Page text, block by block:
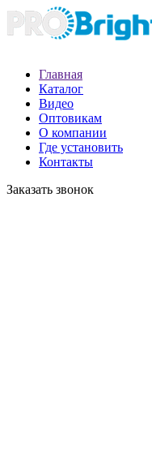
Главная
Каталог
Видео
Оптовикам
О компании
Где установить
Контакты
Заказать звонок